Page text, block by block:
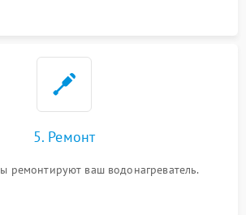
5. Ремонт
ремонтируют ваш водонагреватель.